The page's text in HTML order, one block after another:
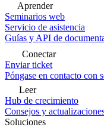
Aprender
Seminarios web
Servicio de asistencia
Guías y API de
Conectar
Enviar ticket
Póngase en contacto con
Leer
Hub de crecimiento
Consejos y
Soluciones